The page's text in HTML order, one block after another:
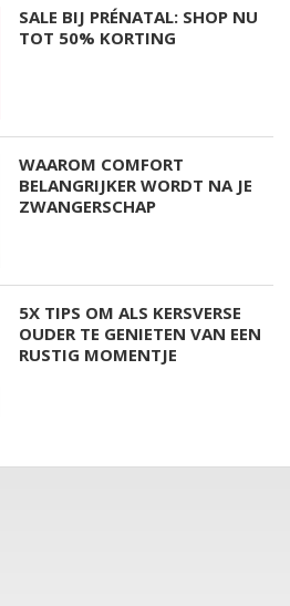
SALE BIJ PRÉNATAL: SHOP NU
TOT 50% KORTING
WAAROM COMFORT
BELANGRIJKER WORDT NA JE
ZWANGERSCHAP
5X TIPS OM ALS KERSVERSE
OUDER TE GENIETEN VAN EEN
RUSTIG MOMENTJE